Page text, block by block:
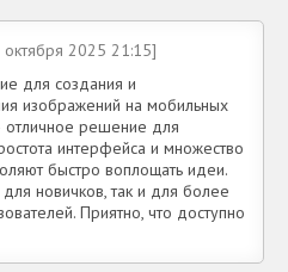
2025 21:15]
для создания и
изображений на мобильных
отличное решение для
интерфейса и множество
быстро воплощать идеи.
новичков, так и для более
Приятно, что доступно